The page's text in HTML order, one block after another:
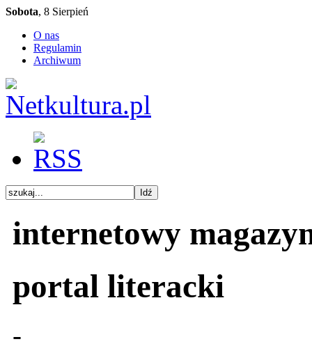
Sobota, 8 Sierpień
O nas
Regulamin
Archiwum
internetowy
portal literacki
-